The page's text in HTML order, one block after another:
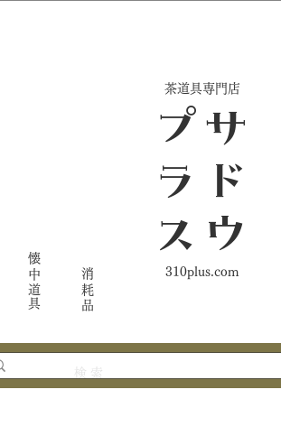
​茶道具専門店
懐中道具 消耗品
サ
ド
ウ
プ
ラ
ス
310plus.com